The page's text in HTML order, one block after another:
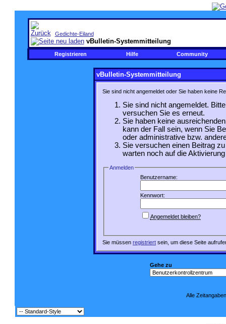
Gedichte-Eiland
vBulletin-Systemmitteilung
Registrieren Hilfe Community
vBulletin-Systemmitteilung
Sie sind nicht angemeldet oder Sie haben keine
Sie sind nicht angemeldet.
versuchen Sie es erneut.
Sie haben keine
kann der Fall sein, wenn Sie
oder administrative bzw.
Sie versuchen einen Beitrag
warten noch auf die
Anmelden
Benutzername:
Kennwort:
Angemeldet bleiben?
Sie müssen registriert sein, um diese Seite
Gehe zu
Alle